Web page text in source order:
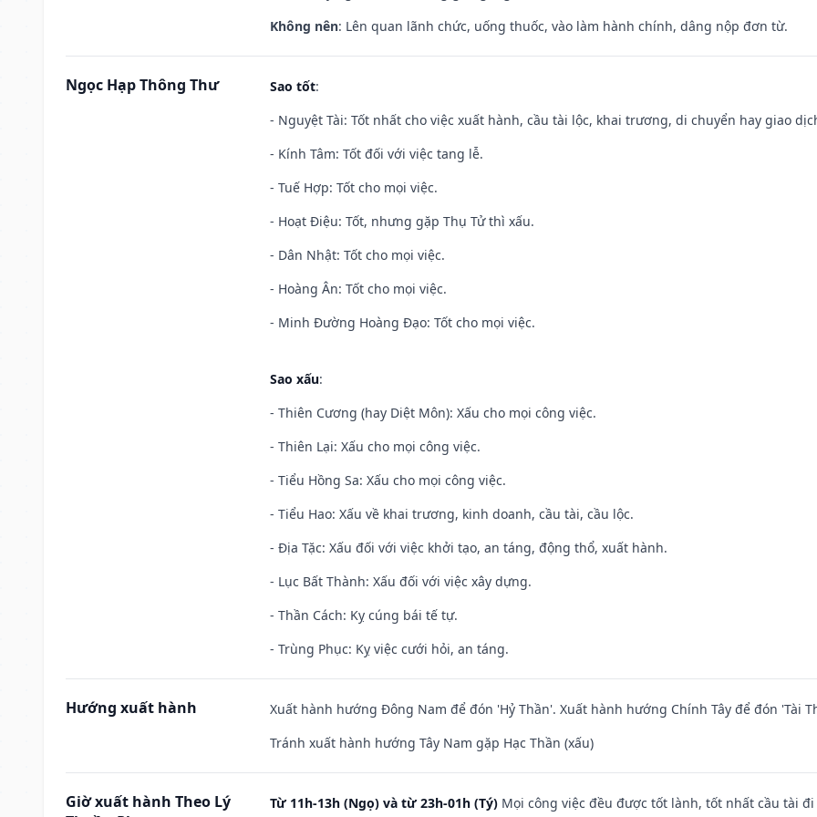
Không nên: Lên quan lãnh chức, uống thuốc, vào làm hành chính, dâng nộp đơn từ.
Ngọc Hạp Thông Thư Sao tốt:
- Nguyệt Tài: Tốt nhất cho việc xuất hành, cầu tài lộc, khai trương, di chuyển hay giao
- Kính Tâm: Tốt đối với việc tang lễ.
- Tuế Hợp: Tốt cho mọi việc.
- Hoạt Điệu: Tốt, nhưng gặp Thụ Tử thì xấu.
- Dân Nhật: Tốt cho mọi việc.
- Hoàng Ân: Tốt cho mọi việc.
- Minh Đường Hoàng Đạo: Tốt cho mọi việc.
Sao xấu:
- Thiên Cương (hay Diệt Môn): Xấu cho mọi công việc.
- Thiên Lại: Xấu cho mọi công việc.
- Tiểu Hồng Sa: Xấu cho mọi công việc.
- Tiểu Hao: Xấu về khai trương, kinh doanh, cầu tài, cầu lộc.
- Địa Tặc: Xấu đối với việc khởi tạo, an táng, động thổ, xuất hành.
- Lục Bất Thành: Xấu đối với việc xây dựng.
- Thần Cách: Kỵ cúng bái tế tự.
- Trùng Phục: Kỵ việc cưới hỏi, an táng.
Hướng xuất hành
Xuất hành hướng Đông Nam để đón 'Hỷ Thần'. Xuất hành hướng Chính Tây để đón 'Tài
Tránh xuất hành hướng Tây Nam gặp Hạc Thần (xấu)
Giờ xuất hành Theo Lý
Từ 11h-13h (Ngọ) và từ 23h-01h (Tý) Mọi công việc đều được tốt lành, tốt nhất cầu tài